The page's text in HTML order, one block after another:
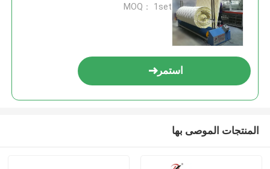
MOQ： 1set
استمر
المنتجات الموصى بها